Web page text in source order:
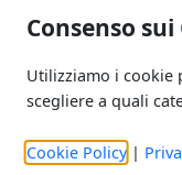
Consenso sui
Utilizziamo i cookie
scegliere a quali
Cookie Policy|
cancellati: si